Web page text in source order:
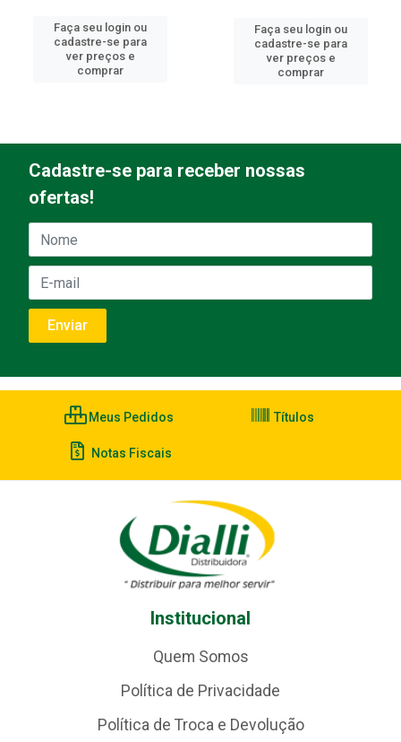
Faça seu login ou
cadastre-se para
ver preços e
comprar
Faça seu login ou
cadastre-se para
ver preços e
comprar
Cadastre-se para receber nossas
ofertas!
Meus Pedidos Títulos
Notas Fiscais
Institucional
Quem Somos
Política de Privacidade
Política de Troca e Devolução